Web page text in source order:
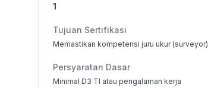
1
Tujuan Sertifikasi
Memastikan kompetensi juru ukur (surveyor)
Persyaratan Dasar
Minimal D3 TI atau pengalaman kerja